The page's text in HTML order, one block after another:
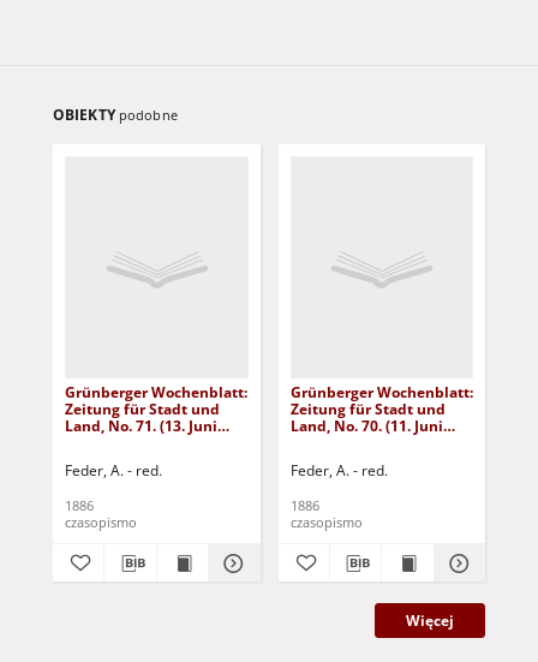
OBIEKTY podobne
Grünberger Wochenblatt:
Zeitung für Stadt und
Land, No. 71. (13. Juni
Feder, A. - red.
1886
czasopismo
Grünberger Wochenblatt:
Zeitung für Stadt und
Land, No. 70. (11. Juni
Feder, A. - red.
1886
czasopismo
Więcej